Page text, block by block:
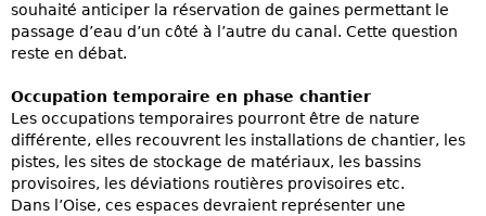
souhaité anticiper la réservation de gaines permettant le
passage d’eau d’un côté à l’autre du canal. Cette question
reste en débat.
Occupation temporaire en phase chantier
Les occupations temporaires pourront être de nature
différente, elles recouvrent les installations de chantier, les
pistes, les sites de stockage de matériaux, les bassins
provisoires, les déviations routières provisoires etc.
Dans l’Oise, ces espaces devraient représenter une